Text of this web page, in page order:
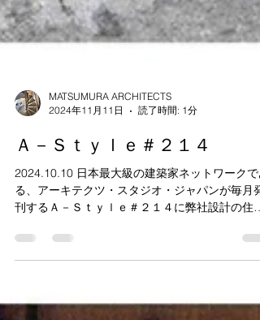
MATSUMURA ARCHITECTS
2024年11月11日
読了時間: 1分
Ａ－Ｓｔｙｌｅ＃２１４
2024.10.10 日本最大級の建築家ネットワークで
る、アーキテクツ・スタジオ・ジャパンが毎月発